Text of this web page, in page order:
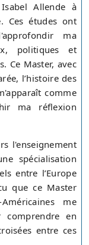
Allende à
Ces études ont
ma
politiques et
Ce Master, avec
l’histoire des
comme
ma réflexion
l'enseignement
spécialisation
entre l’Europe
que ce Master
me
comprendre en
entre ces